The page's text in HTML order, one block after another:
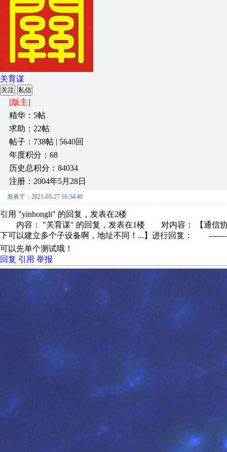
关育谋
关注 私信
[版主]
精华：5帖
求助：22帖
帖子：738帖 | 5640回
年度积分：68
历史总积分：84034
注册：2004年5月28日
发表于：2021-05-27 16:34:40
引用 "yinhongli" 的回复，发表在2楼
内容： "关育谋" 的回复，发表在1楼 对内容： 【通信协
下可以建立多个子设备啊，地址不同！...】进行回复： -------
可以先单个测试哦！
回复 引用 举报